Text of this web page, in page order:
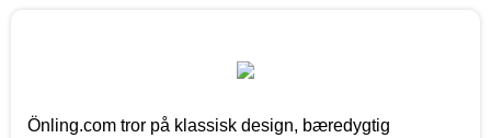
Önling.com tror på klassisk design, bæredygtig